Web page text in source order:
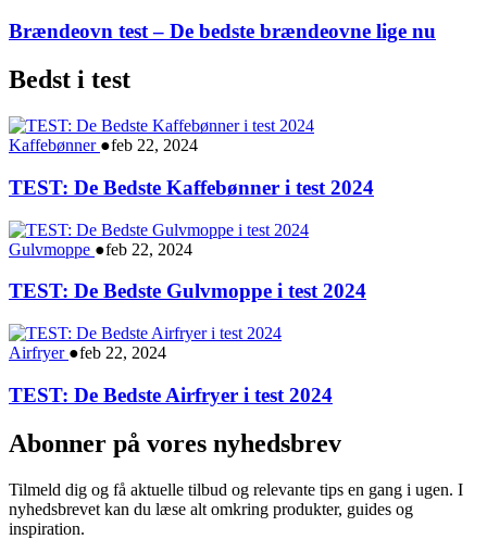
Brændeovn test – De bedste brændeovne lige nu
Bedst i test
Kaffebønner ●feb 22, 2024
TEST: De Bedste Kaffebønner i test 2024
Gulvmoppe ●feb 22, 2024
TEST: De Bedste Gulvmoppe i test 2024
Airfryer ●feb 22, 2024
TEST: De Bedste Airfryer i test 2024
Abonner på vores nyhedsbrev
Tilmeld dig og få aktuelle tilbud og relevante tips en gang i ugen. I
nyhedsbrevet kan du læse alt omkring produkter, guides og
inspiration.